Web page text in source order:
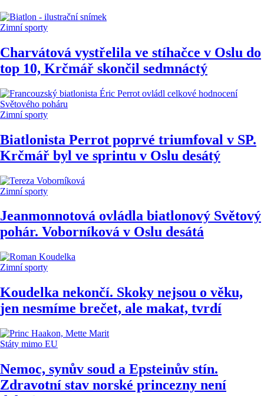
Zimní sporty
Charvátová vystřelila ve stíhačce v Oslu do
top 10, Krčmář skončil sedmnáctý
Zimní sporty
Biatlonista Perrot poprvé triumfoval v SP.
Krčmář byl ve sprintu v Oslu desátý
Zimní sporty
Jeanmonnotová ovládla biatlonový Světový
pohár. Voborníková v Oslu desátá
Zimní sporty
Koudelka nekončí. Skoky nejsou o věku,
jen nesmíme brečet, ale makat, tvrdí
Státy mimo EU
Nemoc, synův soud a Epsteinův stín.
Zdravotní stav norské princezny není